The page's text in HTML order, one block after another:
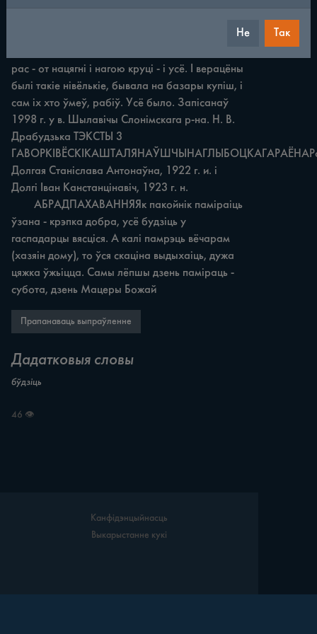
рас - от нацягні i нагою круці - i усё. I верацёны
былі такіе нівёлькіе, бывала на базары купіш, i
сам іх хто ўмеў, рабіў. Усё было. Запісанаў
1998 г. у в. Шылавічы Слонімскага р-на. Н. В.
Драбудзька ТЭКСТЫ 3
Долгая Станіслава Антонаўна, 1922 г. и. i
Долгі Іван Канстанцінавіч, 1923 г. н.
ўзана - крэпка добра, усё будзіць у
гаспадарцы вясціся. A калі памрэць вёчарам
(хазяін дому), то ўся скаціна выдыхаіць, дужа
цяжка ўжьіцца. Самы лёпшы дзень паміраць -
субота, дзень Мацеры Божай
Прапанаваць выпраўленне
Дадатковыя словы
бўдзіць
46 👁
Канфідэнцыйнасць
Выкарыстанне кукі
Не Так